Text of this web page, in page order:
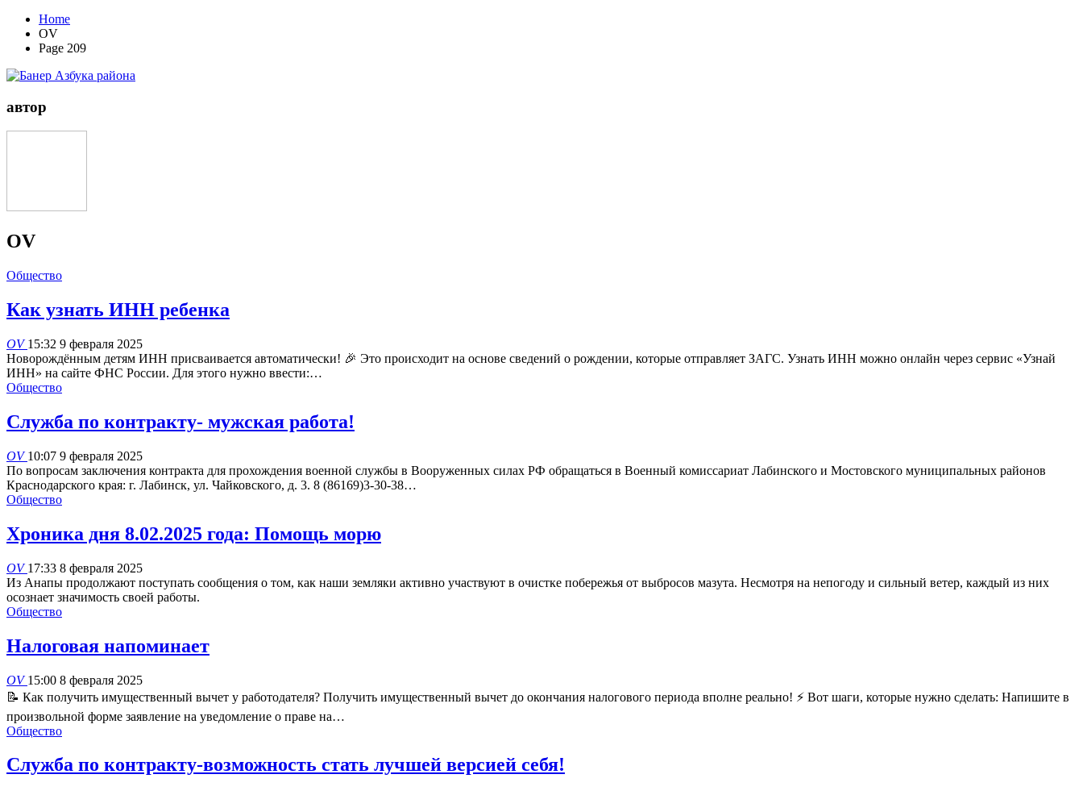
Home
OV
Page 209
автор
OV
Общество
Как узнать ИНН ребенка
OV15:32 9 февраля 2025
Новорождённым детям ИНН присваивается автоматически! 🎉 Это происходит на основе сведений о рождении, которые отправляет ЗАГС. Узнать ИНН можно онлайн через сервис «Узнай
ИНН» на сайте ФНС России. Для этого нужно ввести:…
Общество
Служба по контракту- мужская работа!
OV10:07 9 февраля 2025
По вопросам заключения контракта для прохождения военной службы в Вооруженных силах РФ обращаться в Военный комиссариат Лабинского и Мостовского муниципальных районов
Краснодарского края: г. Лабинск, ул. Чайковского, д. 3. 8 (86169)3-30-38…
Общество
Хроника дня 8.02.2025 года: Помощь морю
OV17:33 8 февраля 2025
Из Анапы продолжают поступать сообщения о том, как наши земляки активно участвуют в очистке побережья от выбросов мазута. Несмотря на непогоду и сильный ветер, каждый из них
осознает значимость своей работы.
Общество
Налоговая напоминает
OV15:00 8 февраля 2025
📝 Как получить имущественный вычет у работодателя? Получить имущественный вычет до окончания налогового периода вполне реально! ⚡️ Вот шаги, которые нужно сделать: Напишите в
произвольной форме заявление на уведомление о праве на…
Общество
Служба по контракту-возможность стать лучшей версией себя!